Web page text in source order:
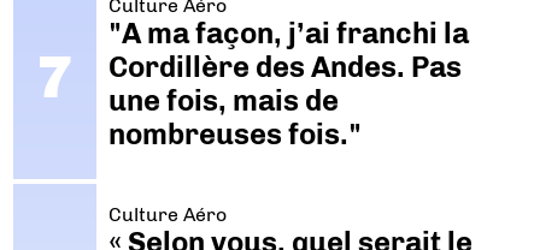
Culture Aéro
"A ma façon, j’ai franchi la
Cordillère des Andes. Pas
une fois, mais de
nombreuses fois."
Culture Aéro
« Selon vous, quel serait le